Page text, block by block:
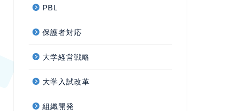
PBL
保護者対応
大学経営戦略
大学入試改革
組織開発